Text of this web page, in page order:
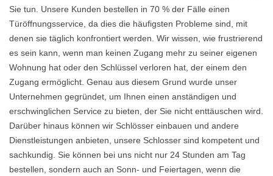
Sie tun. Unsere Kunden bestellen in 70 % der Fälle einen
Türöffnungsservice, da dies die häufigsten Probleme sind, mit
denen sie täglich konfrontiert werden. Wir wissen, wie frustrierend
es sein kann, wenn man keinen Zugang mehr zu seiner eigenen
Wohnung hat oder den Schlüssel verloren hat, der einem den
Zugang ermöglicht. Genau aus diesem Grund wurde unser
Unternehmen gegründet, um Ihnen einen anständigen und
erschwinglichen Service zu bieten, der Sie nicht enttäuschen wird.
Darüber hinaus können wir Schlösser einbauen und andere
Dienstleistungen anbieten, unsere Schlosser sind kompetent und
sachkundig. Sie können bei uns nicht nur 24 Stunden am Tag
bestellen, sondern auch an Sonn- und Feiertagen, wenn die